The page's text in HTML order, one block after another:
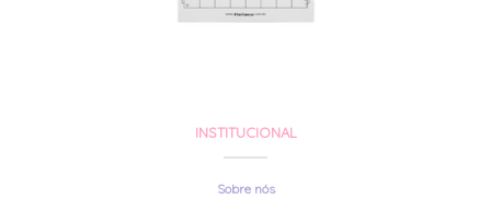
INSTITUCIONAL
Sobre nós